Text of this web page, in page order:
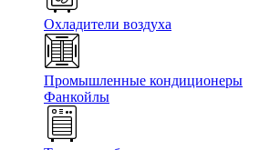
Охладители воздуха
Промышленные кондиционеры
Фанкойлы